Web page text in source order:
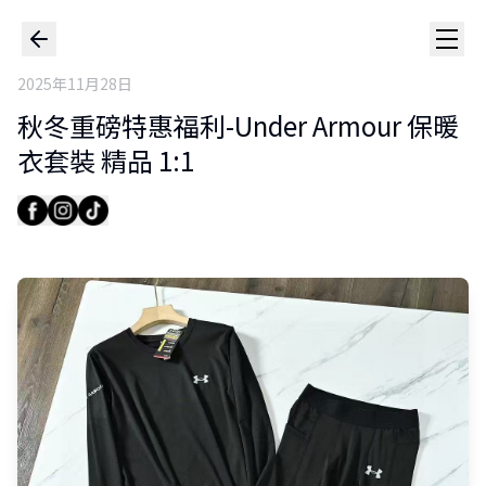
2025年11月28日
秋冬重磅特惠福利-Under Armour 保暖
衣套裝 精品 1:1